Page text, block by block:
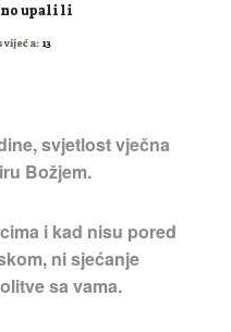
upalili
13
svjetlost vječna
Božjem.
i kad nisu pored
ni sjećanje
sa vama.